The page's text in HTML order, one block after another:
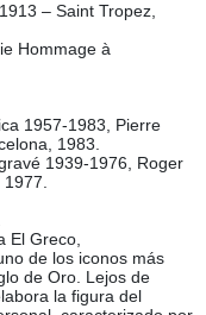
– Saint Tropez,
Hommage à
1957-1983, Pierre
1983.
1939-1976, Roger
1977.
El Greco,
de los iconos más
de Oro. Lejos de
la figura del